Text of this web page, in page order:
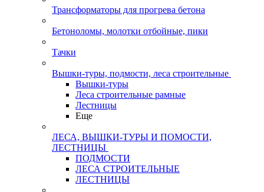
Трансформаторы для прогрева бетона
Бетоноломы, молотки отбойные, пики
Тачки
Вышки-туры, подмости, леса строительные
Вышки-туры
Леса строительные рамные
Лестницы
Еще
ЛЕСА, ВЫШКИ-ТУРЫ И ПОМОСТИ,
ЛЕСТНИЦЫ
ПОДМОСТИ
ЛЕСА СТРОИТЕЛЬНЫЕ
ЛЕСТНИЦЫ